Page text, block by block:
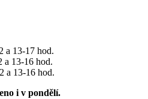
a 13-17 hod.
a 13-16 hod.
16 hod.
i v pondělí.